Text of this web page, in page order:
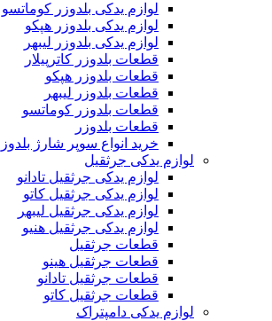
لوازم یدکی بلدوزر کوماتسو
لوازم یدکی بلدوزر هپکو
لوازم یدکی بلدوزر لیبهر
قطعات بلدوزر کاترپیلار
قطعات بلدوزر هپکو
قطعات بلدوزر لیبهر
قطعات بلدوزر کوماتسو
قطعات بلدوزر
خرید انواع سوپر شارژ بلدوزر فروش
لوازم یدکی جرثقیل
لوازم یدکی جرثقیل تادانو
لوازم یدکی جرثقیل کاتو
لوازم یدکی جرثقیل لیبهر
لوازم یدکی جرثقیل هنیو
قطعات جرثقیل
قطعات جرثقیل هینو
قطعات جرثقیل تادانو
قطعات جرثقیل کاتو
لوازم یدکی دامپتراک